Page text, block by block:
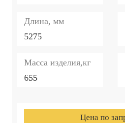
Длина, мм
5275
Масса изделия,кг
655
Цена по